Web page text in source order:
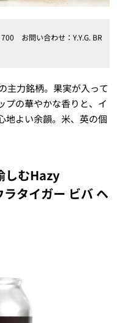
お問い合わせ：Y.Y.G. BR
主力銘柄。果実が入って
プの華やかな香りと、イ
地よい余韻。米、英の個
しむHazy
タイガー ビバ ヘ